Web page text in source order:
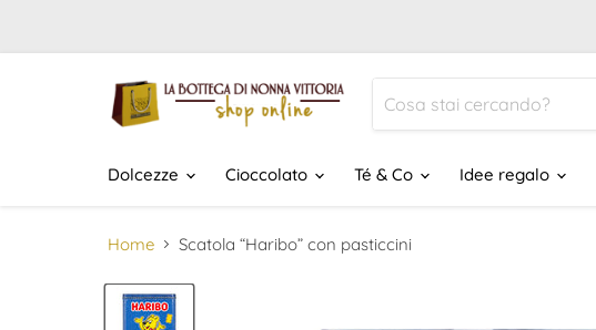
Dolcezze Cioccolato Té & Co Idee regalo
Home Scatola “Haribo” con pasticcini